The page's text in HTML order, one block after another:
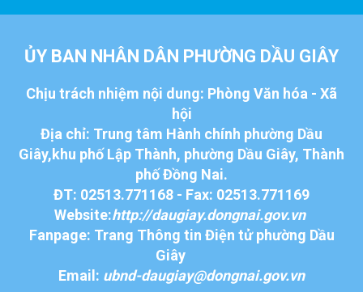
ỦY BAN NHÂN DÂN PHƯỜNG DẦU GIÂY
Chịu trách nhiệm nội dung: Phòng Văn hóa - Xã
hội
Địa chỉ: Trung tâm Hành chính phường Dầu
Giây,khu phố Lập Thành, phường Dầu Giây, Thành
phố Đồng Nai.
ĐT: 02513.771168 - Fax: 02513.771169
Website:http://daugiay.dongnai.gov.vn
Fanpage: Trang Thông tin Điện tử phường Dầu
Giây
Email: ubnd-daugiay@dongnai.gov.vn​